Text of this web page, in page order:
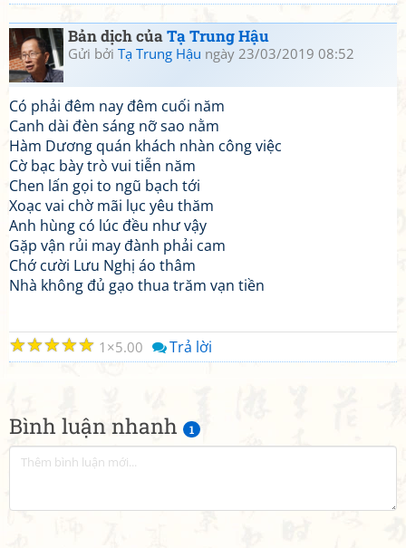
Bình luận nhanh 1
Bản dịch củaTạ Trung Hậu
Gửi bởi Tạ Trung Hậu ngày 23/03/2019 08:52
Có phải đêm nay đêm cuối năm
Canh dài đèn sáng nỡ sao nằm
Hàm Dương quán khách nhàn công việc
Cờ bạc bày trò vui tiễn năm
Chen lấn gọi to ngũ bạch tới
Xoạc vai chờ mãi lục yêu thăm
Anh hùng có lúc đều như vậy
Gặp vận rủi may đành phải cam
Chớ cười Lưu Nghị áo thâm
Nhà không đủ gạo thua trăm vạn tiền
☆
☆
☆
☆
☆ 1 5.00 Trả lời